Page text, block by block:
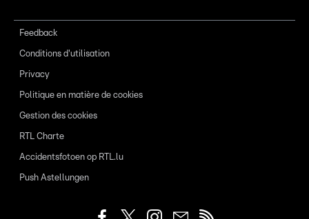
Feedback
Conditions d'utilisation
Privacy
Politique en matière de cookies
Gestion des cookies
RTL Charte
Accidentsfotoen op RTL.lu
Push Astellungen